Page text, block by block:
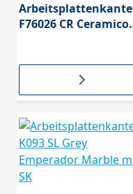
Arbeitsplattenkante
F76026 CR Ceramico